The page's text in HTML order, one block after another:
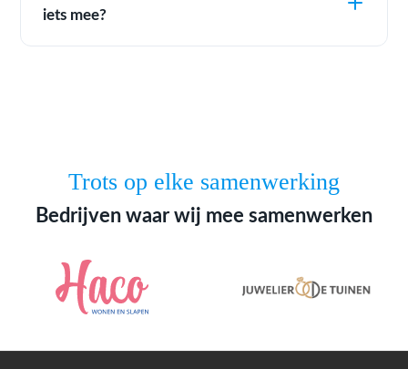
iets mee?
Trots op elke samenwerking
Bedrijven waar wij mee samenwerken